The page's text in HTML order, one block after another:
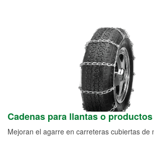
Cadenas para llantas o
Mejoran el agarre en carreteras cubiertas de